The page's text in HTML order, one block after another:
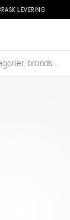
RASK LEVERING